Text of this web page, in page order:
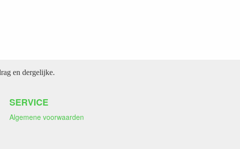
en dergelijke.
SERVICE
Algemene voorwaarden